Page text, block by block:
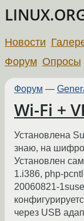
Новости
Форум Опросы
Форум —
Wi-Fi +
Установлена
знаю, на
Установлен
1.i386, php-
20060821-
через USB